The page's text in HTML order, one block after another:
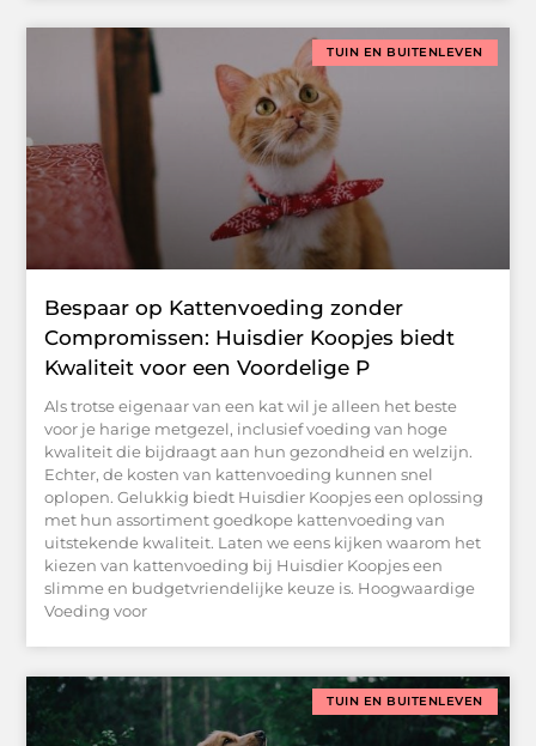
TUIN EN BUITENLEVEN
Bespaar op Kattenvoeding zonder
Compromissen: Huisdier Koopjes biedt
Kwaliteit voor een Voordelige P
Als trotse eigenaar van een kat wil je alleen het beste
voor je harige metgezel, inclusief voeding van hoge
kwaliteit die bijdraagt aan hun gezondheid en welzijn.
Echter, de kosten van kattenvoeding kunnen snel
oplopen. Gelukkig biedt Huisdier Koopjes een oplossing
met hun assortiment goedkope kattenvoeding van
uitstekende kwaliteit. Laten we eens kijken waarom het
kiezen van kattenvoeding bij Huisdier Koopjes een
slimme en budgetvriendelijke keuze is. Hoogwaardige
Voeding voor
TUIN EN BUITENLEVEN